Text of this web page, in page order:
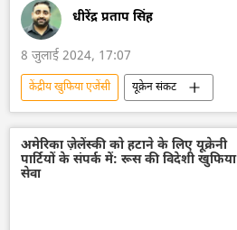
धीरेंद्र प्रताप सिंह
8 जुलाई 2024, 17:07
केंद्रीय खुफिया एजेंसी
यूक्रेन संकट
रूस का विकास
रूस
मास्को
यूक्रेन सशस्त्र बल
यूक्रेन का जवाबी हमला
यूक्रेन की सुरक्षा सेवा (SBU)
यूक्रेन
अमेरिका ज़ेलेंस्की को हटाने के लिए यूक्रेनी
पार्टियों के संपर्क में: रूस की विदेशी खुफिया
सेवा